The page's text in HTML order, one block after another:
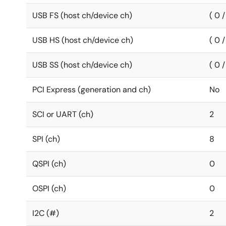
USB FS (host ch/device ch) ( 0
USB HS (host ch/device ch) ( 0
USB SS (host ch/device ch) ( 0
PCI Express (generation and ch) No
SCI or UART (ch) 2
SPI (ch) 8
QSPI (ch) 0
OSPI (ch) 0
I2C (#) 2